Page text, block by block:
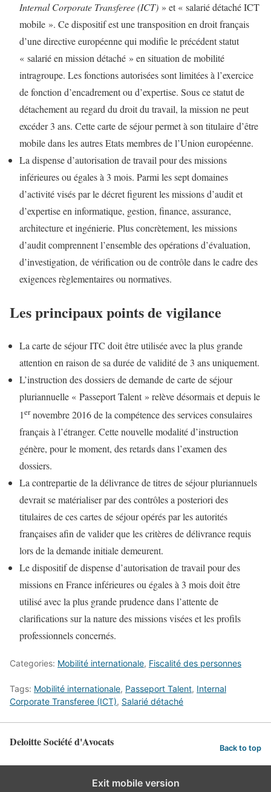
Internal Corporate Transferee (ICT) » et « salarié détaché ICT
mobile ». Ce dispositif est une transposition en droit français
d’une directive européenne qui modifie le précédent statut
« salarié en mission détaché » en situation de mobilité
intragroupe. Les fonctions autorisées sont limitées à l’exercice
de fonction d’encadrement ou d’expertise. Sous ce statut de
détachement au regard du droit du travail, la mission ne peut
excéder 3 ans. Cette carte de séjour permet à son titulaire d’être
mobile dans les autres Etats membres de l’Union européenne.
La dispense d’autorisation de travail pour des missions
inférieures ou égales à 3 mois. Parmi les sept domaines
d’activité visés par le décret figurent les missions d’audit et
d’expertise en informatique, gestion, finance, assurance,
architecture et ingénierie. Plus concrètement, les missions
d’audit comprennent l’ensemble des opérations d’évaluation,
d’investigation, de vérification ou de contrôle dans le cadre des
exigences règlementaires ou normatives.
Les principaux points de vigilance
La carte de séjour ITC doit être utilisée avec la plus grande
attention en raison de sa durée de validité de 3 ans uniquement.
L’instruction des dossiers de demande de carte de séjour
pluriannuelle « Passeport Talent » relève désormais et depuis le
1ernovembre 2016 de la compétence des services consulaires
français à l’étranger. Cette nouvelle modalité d’instruction
génère, pour le moment, des retards dans l’examen des
dossiers.
La contrepartie de la délivrance de titres de séjour pluriannuels
devrait se matérialiser par des contrôles a posteriori des
titulaires de ces cartes de séjour opérés par les autorités
françaises afin de valider que les critères de délivrance requis
lors de la demande initiale demeurent.
Le dispositif de dispense d’autorisation de travail pour des
missions en France inférieures ou égales à 3 mois doit être
utilisé avec la plus grande prudence dans l’attente de
clarifications sur la nature des missions visées et les profils
professionnels concernés.
Categories: Mobilité internationale, Fiscalité des personnes
Tags: Mobilité internationale, Passeport Talent, Internal
Corporate Transferee (ICT), Salarié détaché
Deloitte Société d'Avocats Back to top
Exit mobile version